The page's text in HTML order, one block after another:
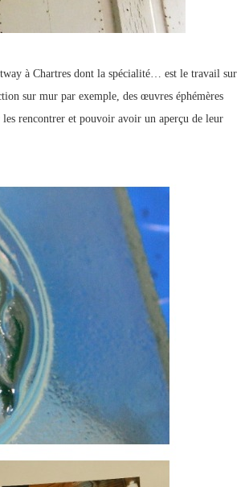
à Chartres dont la spécialité… est le travail sur
sur mur par exemple, des œuvres éphémères
rencontrer et pouvoir avoir un aperçu de leur